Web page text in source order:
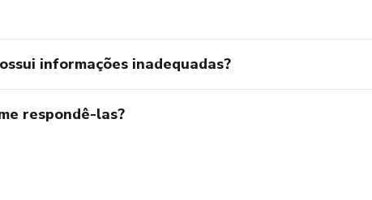
informações inadequadas?
respondê-las?